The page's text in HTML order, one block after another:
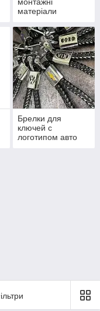
монтажні
матеріали
Брелки для
ключей с
логотипом авто